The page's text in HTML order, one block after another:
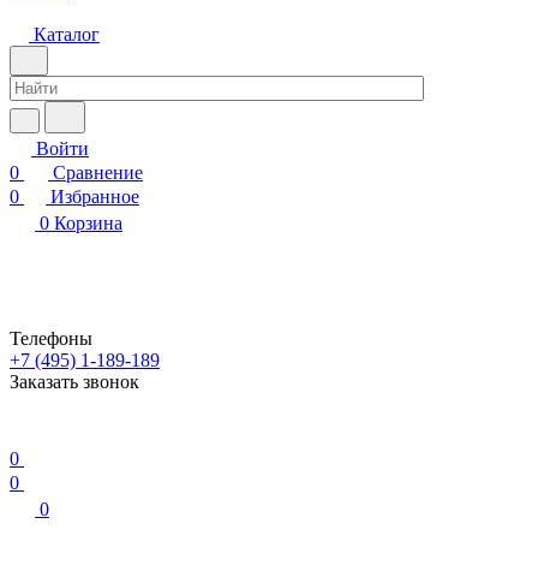
Каталог
Войти
0
Сравнение
0
Избранное
0 Корзина
Телефоны
+7 (495) 1-189-189
Заказать звонок
0
0
0